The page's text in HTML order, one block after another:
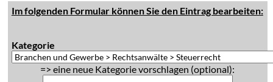
Im folgenden Formular können Sie den Eintrag bearbeiten:
Kategorie
=> eine neue Kategorie vorschlagen (optional):